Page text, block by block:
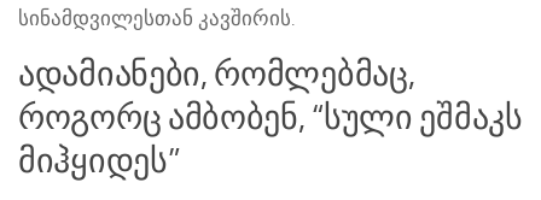
სინამდვილესთან კავშირის.
ადამიანები, რომლებმაც,
როგორც ამბობენ, “სული ეშმაკს
მიჰყიდეს”